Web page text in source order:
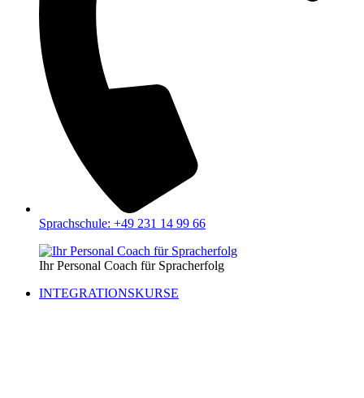
Sprachschule: +49 231 14 99 66
Ihr Personal Coach für Spracherfolg
INTEGRATIONSKURSE